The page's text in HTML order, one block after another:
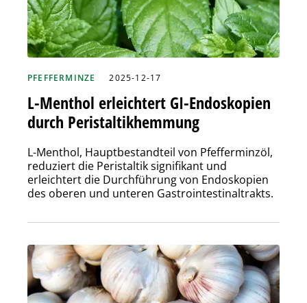
PFEFFERMINZE 2025-12-17
L-Menthol erleichtert GI-Endoskopien
durch Peristaltikhemmung
L-Menthol, Hauptbestandteil von Pfefferminzöl,
reduziert die Peristaltik signifikant und
erleichtert die Durchführung von Endoskopien
des oberen und unteren Gastrointestinaltrakts.